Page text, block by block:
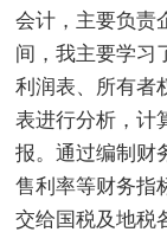
会计，主要负责
间，我主要学习
利润表、所有者
表进行分析，计
报。通过编制财
售利率等财务指
交给国税及地税